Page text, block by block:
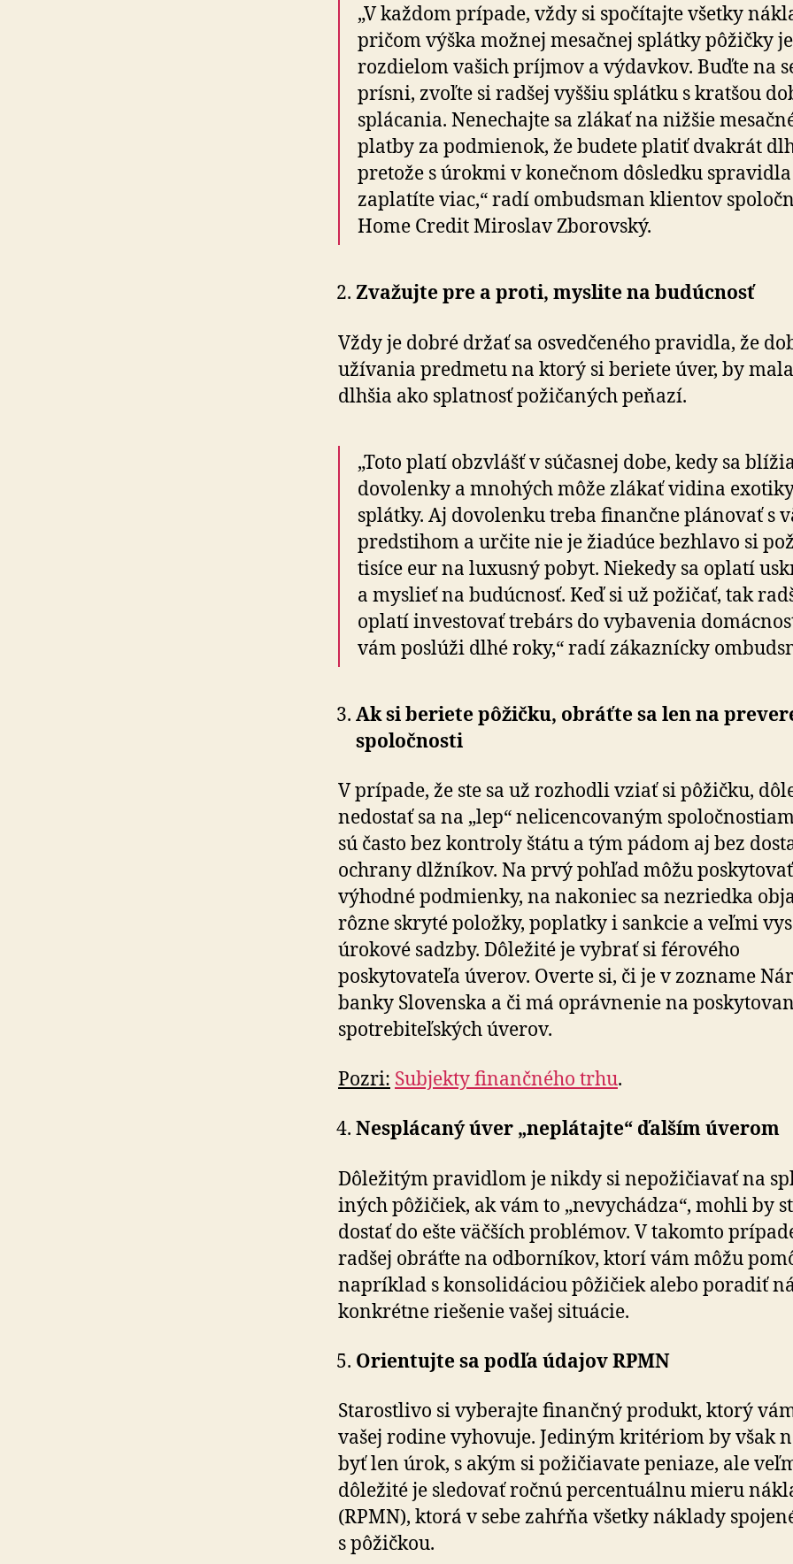
„V každom prípade, vždy si spočítajte všetky
pričom výška možnej mesačnej splátky pôžičky je
rozdielom vašich príjmov a výdavkov. Buďte na
prísni, zvoľte si radšej vyššiu splátku s kratšou
splácania. Nenechajte sa zlákať na nižšie
platby za podmienok, že budete platiť dvakrát
pretože s úrokmi v konečnom dôsledku spravidla
zaplatíte viac,“ radí ombudsman klientov
Home Credit Miroslav Zborovský.
Zvažujte pre a proti, myslite na budúcnosť
Vždy je dobré držať sa osvedčeného pravidla, že
užívania predmetu na ktorý si beriete úver, by
dlhšia ako splatnosť požičaných peňazí.
„Toto platí obzvlášť v súčasnej dobe, kedy sa
dovolenky a mnohých môže zlákať vidina
splátky. Aj dovolenku treba finančne plánovať s
predstihom a určite nie je žiadúce bezhlavo si
tisíce eur na luxusný pobyt. Niekedy sa oplatí
a myslieť na budúcnosť. Keď si už požičať, tak
oplatí investovať trebárs do vybavenia
vám poslúži dlhé roky,“ radí zákaznícky
Ak si beriete pôžičku, obráťte sa len na
spoločnosti
V prípade, že ste sa už rozhodli vziať si pôžičku,
nedostať sa na „lep“ nelicencovaným
sú často bez kontroly štátu a tým pádom aj bez
ochrany dlžníkov. Na prvý pohľad môžu poskytovať
výhodné podmienky, na nakoniec sa nezriedka
rôzne skryté položky, poplatky i sankcie a veľmi
úrokové sadzby. Dôležité je vybrať si férového
poskytovateľa úverov. Overte si, či je v zozname
banky Slovenska a či má oprávnenie na
spotrebiteľských úverov.
Pozri: Subjekty finančného trhu.
Nesplácaný úver „neplátajte“ ďalším úverom
Dôležitým pravidlom je nikdy si nepožičiavať na
iných pôžičiek, ak vám to „nevychádza“, mohli by
dostať do ešte väčších problémov. V takomto
radšej obráťte na odborníkov, ktorí vám môžu
napríklad s konsolidáciou pôžičiek alebo poradiť
konkrétne riešenie vašej situácie.
Orientujte sa podľa údajov RPMN
Starostlivo si vyberajte finančný produkt, ktorý
vašej rodine vyhovuje. Jediným kritériom by však
byť len úrok, s akým si požičiavate peniaze, ale
dôležité je sledovať ročnú percentuálnu mieru
(RPMN), ktorá v sebe zahŕňa všetky náklady
s pôžičkou.